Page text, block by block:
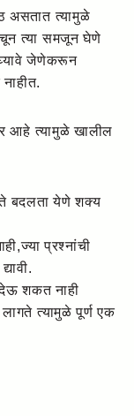
असतात त्यामुळे
वाचून त्या समजून घेणे
जेणेकरून
आहे त्यामुळे खालील
बदलता येणे शक्य
प्रश्नांची
देऊ शकत नाही
त्यामुळे पूर्ण एक